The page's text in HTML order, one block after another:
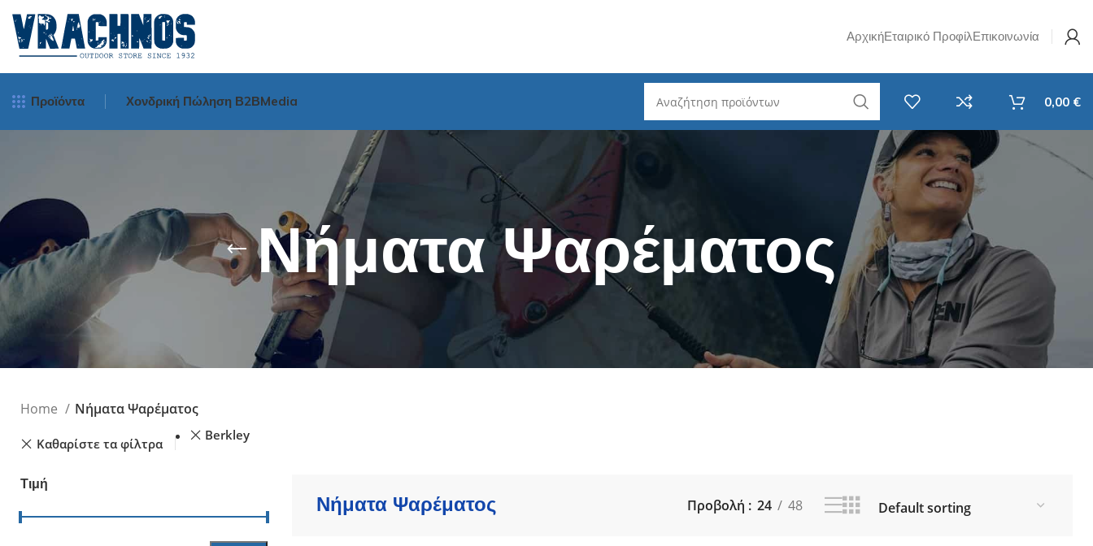
ΑρχικήΕταιρικό ΠροφίλΕπικοινωνία
Προϊόντα
Μηχανισμοί Ψαρέματος
Surf Casting
Bait Cast - Οριζόντιου Τυμπάνου
Οριζοντίου Tυμπάνου
Νήματα Ψαρέματος
Πετονιές Ψαρέματος
Πετονιές
Πετονιές Αόρατες (Fluorocarbon)
Τεχνητά Δολώματα
Καλαμαριέρες
Καλάμια Ψαρέματος
Spinning - Τηλεσκοπικά
Spinning 2 τεμαχίων
Spinning 3 / 4 / 5 τεμαχίων
Spinning LRF
EGI - Για Καλαμάρια
Καθετή & Καλαμάρια (από
Βάρκα)
Surf Casting - Τηλεσκοπικά
Surf Casting - 3 Tεμαχίων
Ψάρεμα από σκάφος
Ψάρεμα LRF
Καλάμια LRF
Mηχανισμοί LRF
Πετονιές - Νήματα LRF
Ψάρεμα σε Ποτάμι
Καλάμια για Ποτάμι
Σετ Καλάμι & Μηχανισμός
Ψαρέματος
Spinning
Καθετή
EGI - Για Καλαμάρια & Σουπιές
Surf Casting
Συρτής
Αξεσουάρ Ψαρέματος
Στριφτάρια - Βαρίδια
Τσάντες / Ψυγεία / Απόχες
Χονδρική Πώληση Β2ΒMedia 0,00 €
Νήματα Ψαρέματος
Home Νήματα Ψαρέματος
Καθαρίστε τα φίλτρα
Berkley
Τιμή
Νήματα Ψαρέματος Προβολή 24 48